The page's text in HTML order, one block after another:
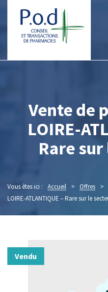
Vente de
LOIRE-
Rare
Vous êtes ici : Accueil > Offres >
LOIRE-ATLANTIQUE – Rare sur le
Vendu